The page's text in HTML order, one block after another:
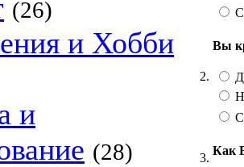
(26)
и Хобби
и
(28)
2.
Вы
3.
Как